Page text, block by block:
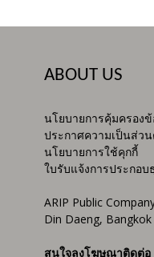
ABOUT US
นโยบายการคุ้มครอง
ประกาศความเป็นส่ว
นโยบายการใช้คุกกี้
ใบรับแจ้งการประกอ
ARIP Public
Din Daeng,
สนใจลงโฆษณาติดต่อ